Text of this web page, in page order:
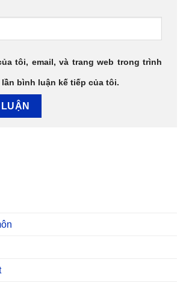
tôi, email, và trang web trong trình
bình luận kế tiếp của tôi.